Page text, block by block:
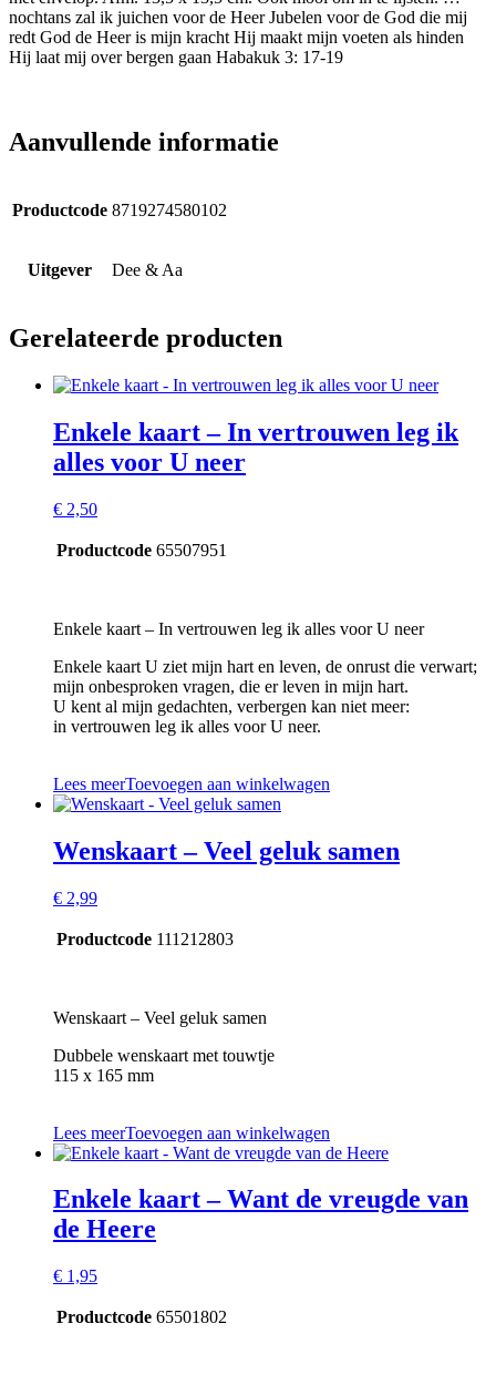
nochtans zal ik juichen voor de Heer Jubelen voor de God die mij
redt God de Heer is mijn kracht Hij maakt mijn voeten als hinden
Hij laat mij over bergen gaan Habakuk 3: 17-19
Aanvullende informatie
Productcode 8719274580102
Uitgever Dee & Aa
Gerelateerde producten
Enkele kaart – In vertrouwen leg ik
alles voor U neer
€ 2,50
Productcode 65507951
Enkele kaart – In vertrouwen leg ik alles voor U neer
Enkele kaart U ziet mijn hart en leven, de onrust die verwart;
mijn onbesproken vragen, die er leven in mijn hart.
U kent al mijn gedachten, verbergen kan niet meer:
in vertrouwen leg ik alles voor U neer.
Lees meerToevoegen aan winkelwagen
Wenskaart – Veel geluk samen
€ 2,99
Productcode 111212803
Wenskaart – Veel geluk samen
Dubbele wenskaart met touwtje
115 x 165 mm
Lees meerToevoegen aan winkelwagen
Enkele kaart – Want de vreugde van
de Heere
€ 1,95
Productcode 65501802